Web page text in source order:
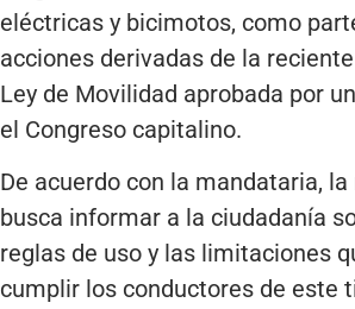
eléctricas y bicimotos, como
acciones derivadas de la
Ley de Movilidad aprobada por
el Congreso capitalino.
De acuerdo con la mandataria,
busca informar a la ciudadanía
reglas de uso y las limitaciones
cumplir los conductores de este